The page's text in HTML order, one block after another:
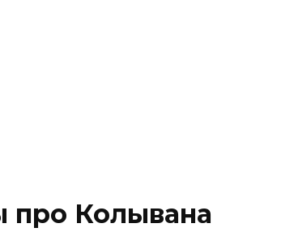
про Колывана